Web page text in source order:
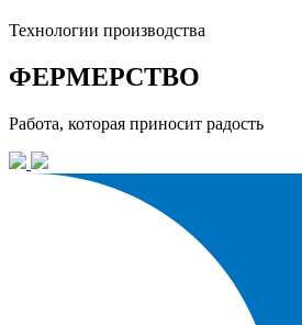
Технологии производства
ФЕРМЕРСТВО
Работа, которая приносит радость